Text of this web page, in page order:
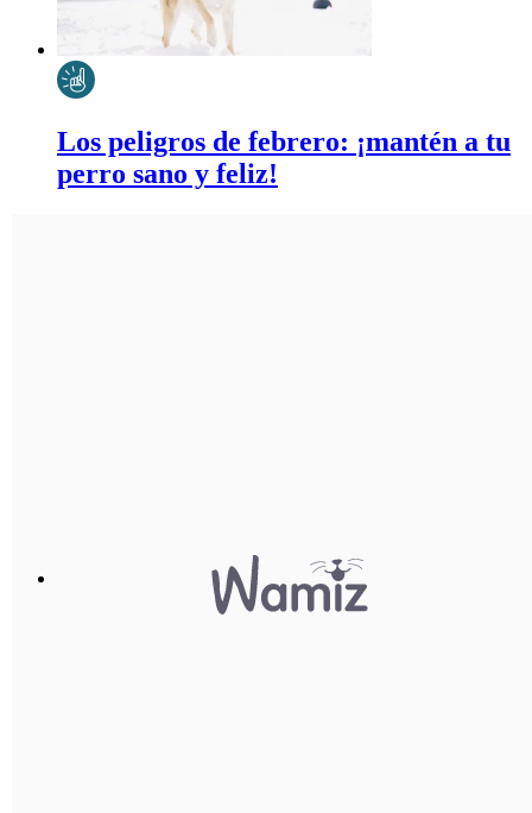
Los peligros de febrero: ¡mantén a tu
perro sano y feliz!